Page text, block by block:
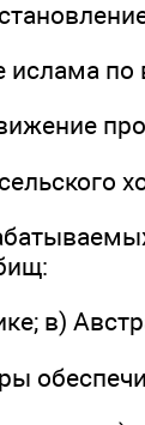
ислама по
в)